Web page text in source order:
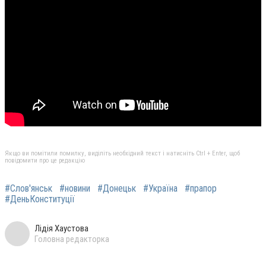
Якщо ви помітили помилку, виділіть необхідний текст і натисніть Ctrl + Enter, щоб
повідомити про це редакцію
#Слов'янськ #новини #Донецьк #Україна
#прапор
#ДеньКонституції
Лідія Хаустова
Головна редакторка